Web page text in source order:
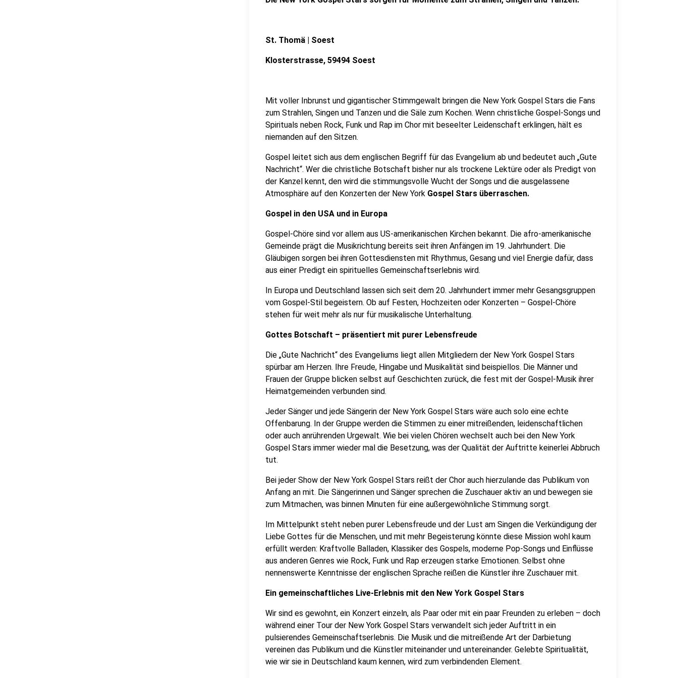
St. Thomä | Soest
Klosterstrasse, 59494 Soest
Mit voller Inbrunst und gigantischer Stimmgewalt bringen die New York Gospel Stars die Fans
zum Strahlen, Singen und Tanzen und die Säle zum Kochen. Wenn christliche Gospel-Songs und
Spirituals neben Rock, Funk und Rap im Chor mit beseelter Leidenschaft erklingen, hält es
niemanden auf den Sitzen.
Gospel leitet sich aus dem englischen Begriff für das Evangelium ab und bedeutet auch „Gute
Nachricht“. Wer die christliche Botschaft bisher nur als trockene Lektüre oder als Predigt von
der Kanzel kennt, den wird die stimmungsvolle Wucht der Songs und die ausgelassene
Atmosphäre auf den Konzerten der New York Gospel Stars überraschen.
Gospel in den USA und in Europa
Gospel-Chöre sind vor allem aus US-amerikanischen Kirchen bekannt. Die afro-amerikanische
Gemeinde prägt die Musikrichtung bereits seit ihren Anfängen im 19. Jahrhundert. Die
Gläubigen sorgen bei ihren Gottesdiensten mit Rhythmus, Gesang und viel Energie dafür, dass
aus einer Predigt ein spirituelles Gemeinschaftserlebnis wird.
In Europa und Deutschland lassen sich seit dem 20. Jahrhundert immer mehr Gesangsgruppen
vom Gospel-Stil begeistern. Ob auf Festen, Hochzeiten oder Konzerten – Gospel-Chöre
stehen für weit mehr als nur für musikalische Unterhaltung.
Gottes Botschaft – präsentiert mit purer Lebensfreude
Die „Gute Nachricht“ des Evangeliums liegt allen Mitgliedern der New York Gospel Stars
spürbar am Herzen. Ihre Freude, Hingabe und Musikalität sind beispiellos. Die Männer und
Frauen der Gruppe blicken selbst auf Geschichten zurück, die fest mit der Gospel-Musik ihrer
Heimatgemeinden verbunden sind.
Jeder Sänger und jede Sängerin der New York Gospel Stars wäre auch solo eine echte
Offenbarung. In der Gruppe werden die Stimmen zu einer mitreißenden, leidenschaftlichen
oder auch anrührenden Urgewalt. Wie bei vielen Chören wechselt auch bei den New York
Gospel Stars immer wieder mal die Besetzung, was der Qualität der Auftritte keinerlei Abbruch
tut.
Bei jeder Show der New York Gospel Stars reißt der Chor auch hierzulande das Publikum von
Anfang an mit. Die Sängerinnen und Sänger sprechen die Zuschauer aktiv an und bewegen sie
zum Mitmachen, was binnen Minuten für eine außergewöhnliche Stimmung sorgt.
Im Mittelpunkt steht neben purer Lebensfreude und der Lust am Singen die Verkündigung der
Liebe Gottes für die Menschen, und mit mehr Begeisterung könnte diese Mission wohl kaum
erfüllt werden: Kraftvolle Balladen, Klassiker des Gospels, moderne Pop-Songs und Einflüsse
aus anderen Genres wie Rock, Funk und Rap erzeugen starke Emotionen. Selbst ohne
nennenswerte Kenntnisse der englischen Sprache reißen die Künstler ihre Zuschauer mit.
Ein gemeinschaftliches Live-Erlebnis mit den New York Gospel Stars
Wir sind es gewohnt, ein Konzert einzeln, als Paar oder mit ein paar Freunden zu erleben – doch
während einer Tour der New York Gospel Stars verwandelt sich jeder Auftritt in ein
pulsierendes Gemeinschaftserlebnis. Die Musik und die mitreißende Art der Darbietung
vereinen das Publikum und die Künstler miteinander und untereinander. Gelebte Spiritualität,
wie wir sie in Deutschland kaum kennen, wird zum verbindenden Element.